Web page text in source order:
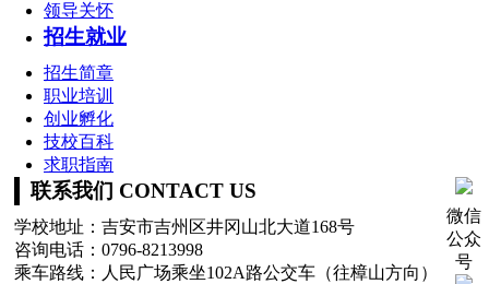
领导关怀
招生就业
招生简章
职业培训
创业孵化
技校百科
求职指南
联系我们 CONTACT US
学校地址：吉安市吉州区井冈山北大道168号
咨询电话：0796-8213998
乘车路线：人民广场乘坐102A路公交车（往樟山方向）
微信
公众
号